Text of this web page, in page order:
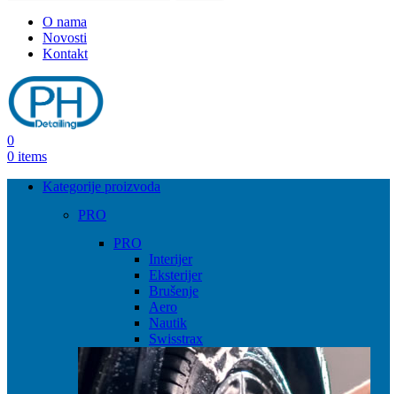
O nama
Novosti
Kontakt
0
0 items
Kategorije proizvoda
PRO
PRO
Interijer
Eksterijer
Brušenje
Aero
Nautik
Swisstrax